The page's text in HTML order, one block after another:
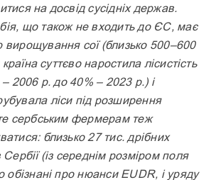
на досвід сусідніх держав.
що також не входить до ЄС, має
вирощування сої (близько 500–600
суттєво наростила лісистість
– 2006 р. до 40% – 2023 р.) і
ліси під розширення
сербським фермерам теж
близько 27 тис. дрібних
Сербії (із середнім розміром поля
обізнані про нюанси EUDR, і уряду